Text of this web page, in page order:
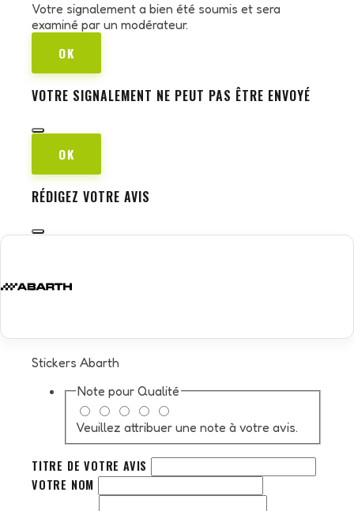
Votre signalement a bien été soumis et sera
examiné par un modérateur.
OK
VOTRE SIGNALEMENT NE PEUT PAS ÊTRE ENVOYÉ
OK
RÉDIGEZ VOTRE AVIS
Stickers Abarth
Note pour Qualité
Veuillez attribuer une note à votre avis.
TITRE DE VOTRE AVIS
VOTRE NOM